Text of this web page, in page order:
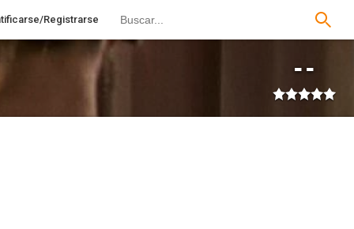
Registrarse
--